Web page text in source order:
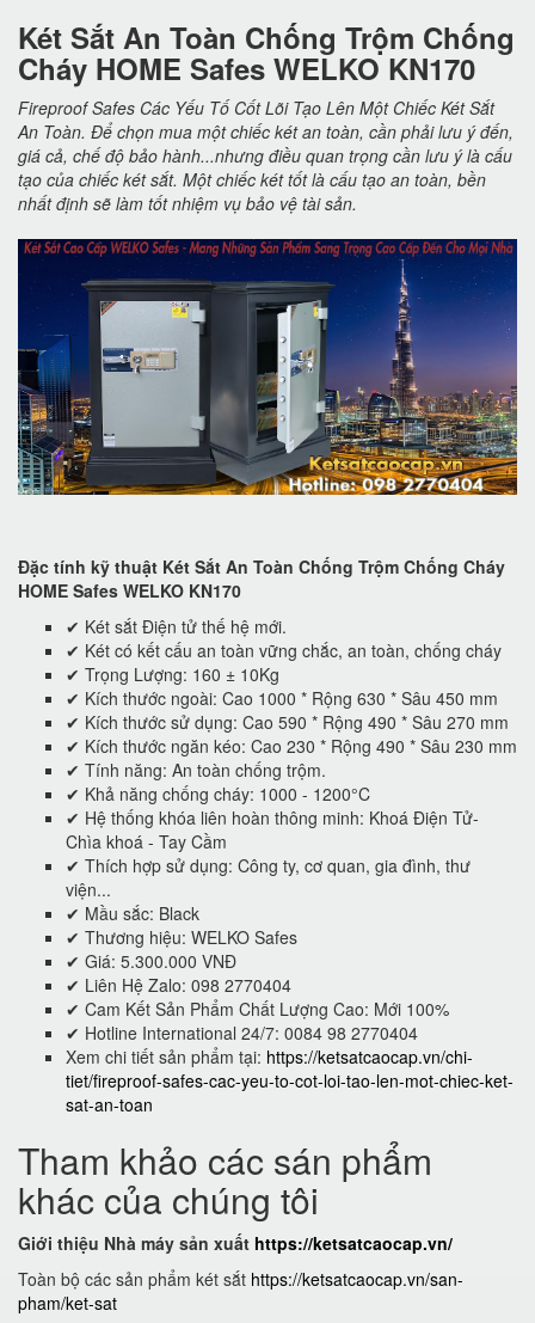
Két Sắt An Toàn Chống Trộm Chống
Cháy HOME Safes WELKO KN170
Fireproof Safes Các Yếu Tố Cốt Lõi Tạo Lên Một Chiếc Két Sắt
An Toàn. Để chọn mua một chiếc két an toàn, cần phải lưu ý đến,
giá cả, chế độ bảo hành...nhưng điều quan trọng cần lưu ý là cấu
tạo của chiếc két sắt. Một chiếc két tốt là cấu tạo an toàn, bền
nhất định sẽ làm tốt nhiệm vụ bảo vệ tài sản.
Đặc tính kỹ thuật Két Sắt An Toàn Chống Trộm Chống Cháy
HOME Safes WELKO KN170
✔ Két sắt Điện tử thế hệ mới.
✔ Két có kết cấu an toàn vững chắc, an toàn, chống cháy
✔ Trọng Lượng: 160 ± 10Kg
✔ Kích thước ngoài: Cao 1000 * Rộng 630 * Sâu 450 mm
✔ Kích thước sử dụng: Cao 590 * Rộng 490 * Sâu 270 mm
✔ Kích thước ngăn kéo: Cao 230 * Rộng 490 * Sâu 230 mm
✔ Tính năng: An toàn chống trộm.
✔ Khả năng chống cháy: 1000 - 1200°C
✔ Hệ thống khóa liên hoàn thông minh: Khoá Điện Tử-
Chìa khoá - Tay Cầm
✔ Thích hợp sử dụng: Công ty, cơ quan, gia đình, thư
viện...
✔ Mầu sắc: Black
✔ Thương hiệu: WELKO Safes
✔ Giá: 5.300.000 VNĐ
✔ Liên Hệ Zalo: 098 2770404
✔ Cam Kết Sản Phẩm Chất Lượng Cao: Mới 100%
✔ Hotline International 24/7: 0084 98 2770404
Xem chi tiết sản phẩm tại: https://ketsatcaocap.vn/chi-
tiet/fireproof-safes-cac-yeu-to-cot-loi-tao-len-mot-chiec-ket-
sat-an-toan
Tham khảo các sán phẩm
khác của chúng tôi
Giới thiệu Nhà máy sản xuất https://ketsatcaocap.vn/
Toàn bộ các sản phẩm két sắt https://ketsatcaocap.vn/san-
pham/ket-sat